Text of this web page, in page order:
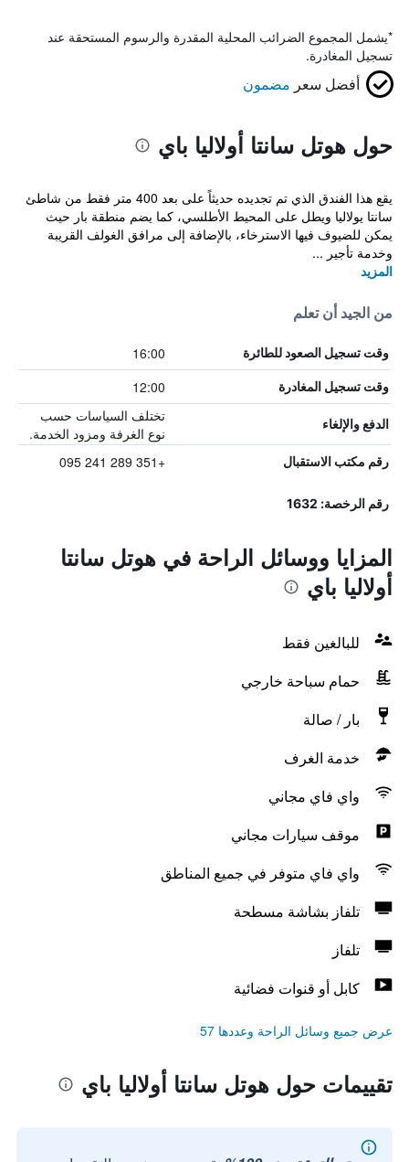
*يشمل المجموع الضرائب المحلية المقدرة والرسوم المستحقة عند
تسجيل المغادرة.
أفضل سعر مضمون
حول هوتل سانتا أولاليا باي
يقع هذا الفندق الذي تم تجديده حديثاً على بعد 400 متر فقط من شاطئ
سانتا يولاليا ويطل على المحيط الأطلسي، كما يضم منطقة بار حيث
يمكن للضيوف فيها الاسترخاء، بالإضافة إلى مرافق الغولف القريبة
وخدمة تأجير ...
المزيد
من الجيد أن تعلم
وقت تسجيل الصعود للطائرة 16:00
وقت تسجيل المغادرة 12:00
الدفع والإلغاء
تختلف السياسات حسب
نوع الغرفة ومزود الخدمة.
رقم مكتب الاستقبال +351 289 241 095
رقم الرخصة: 1632
المزايا ووسائل الراحة في هوتل سانتا
أولاليا باي
للبالغين فقط
حمام سباحة خارجي
بار / صالة
خدمة الغرف
واي فاي مجاني
موقف سيارات مجاني
واي فاي متوفر في جميع المناطق
تلفاز بشاشة مسطحة
تلفاز
كابل أو قنوات فضائية
عرض جميع وسائل الراحة وعددها 57
تقييمات حول هوتل سانتا أولاليا باي